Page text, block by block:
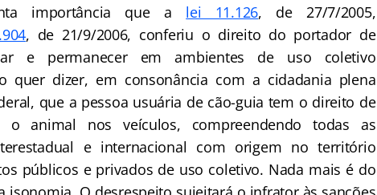
importância que a lei 11.126, de 27/7/2005,
, de 21/9/2006, conferiu o direito do portador de
e permanecer em ambientes de uso coletivo
quer dizer, em consonância com a cidadania plena
que a pessoa usuária de cão-guia tem o direito de
o animal nos veículos, compreendendo todas as
e internacional com origem no território
públicos e privados de uso coletivo. Nada mais é do